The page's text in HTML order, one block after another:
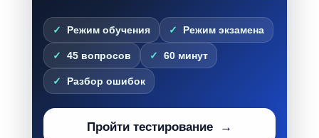
Режим обучения Режим экзамена
45 вопросов 60 минут
Разбор ошибок
Пройти тестирование